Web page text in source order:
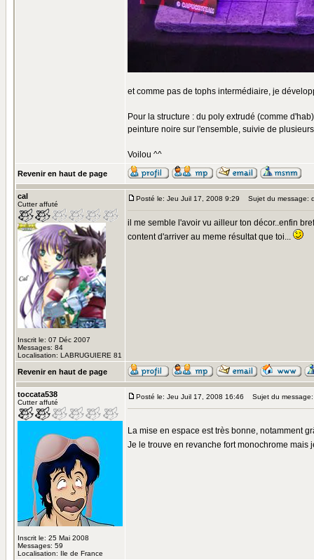
et comme pas de tophs intermédiaire, je
Pour la structure : du poly extrudé (comme
peinture noire sur l'ensemble, suivie de
Voilou ^^
Revenir en haut de page
cal
Cutter affuté
Inscrit le: 07 Déc 2007
Messages: 84
Localisation: LABRUGUIERE 81
Posté le: Jeu Juil 17, 2008 9:29 Sujet du message:
il me semble l'avoir vu ailleur ton décor..enfin
content d'arriver au meme résultat que toi...
Revenir en haut de page
toccata538
Cutter affuté
Inscrit le: 25 Mai 2008
Messages: 59
Localisation: Ile de France
Posté le: Jeu Juil 17, 2008 16:46 Sujet du message:
La mise en espace est très bonne, notamment
Je le trouve en revanche fort monochrome